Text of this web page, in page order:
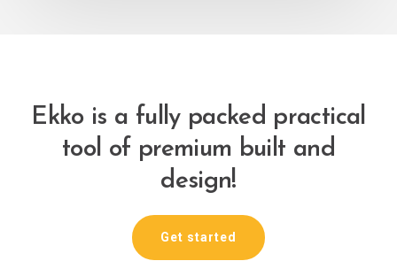
Ekko is a fully packed practical
tool of premium built and
design!
Get started